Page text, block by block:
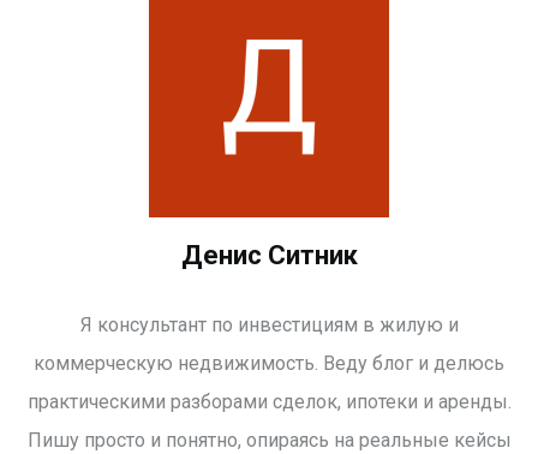
Денис Ситник
Я консультант по инвестициям в жилую и
коммерческую недвижимость. Веду блог и делюсь
практическими разборами сделок, ипотеки и аренды.
Пишу просто и понятно, опираясь на реальные кейсы